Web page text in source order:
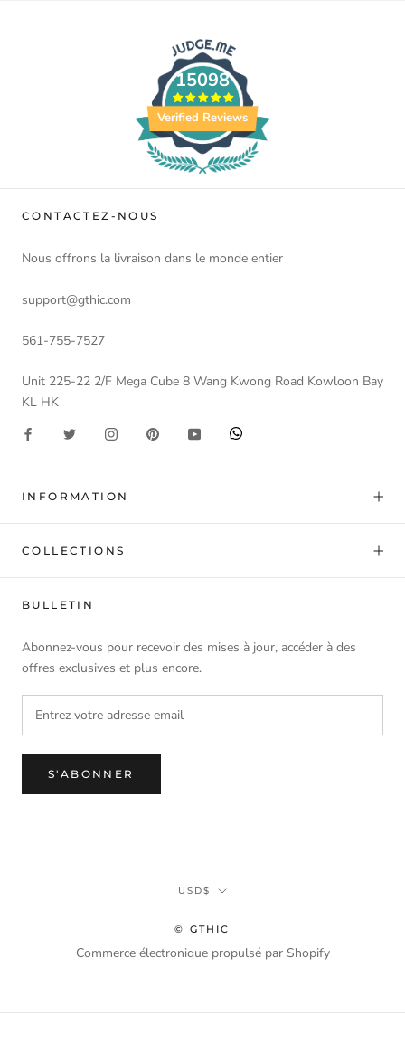
15098
Verified Reviews
CONTACTEZ-NOUS
Nous offrons la livraison dans le monde entier
support@gthic.com
561-755-7527
Unit 225-22 2/F Mega Cube 8 Wang Kwong Road Kowloon Bay
KL HK
INFORMATION
COLLECTIONS
BULLETIN
Abonnez-vous pour recevoir des mises à jour, accéder à des
offres exclusives et plus encore.
S'ABONNER
Monnaie
USD$
© GTHIC
Commerce électronique propulsé par Shopify